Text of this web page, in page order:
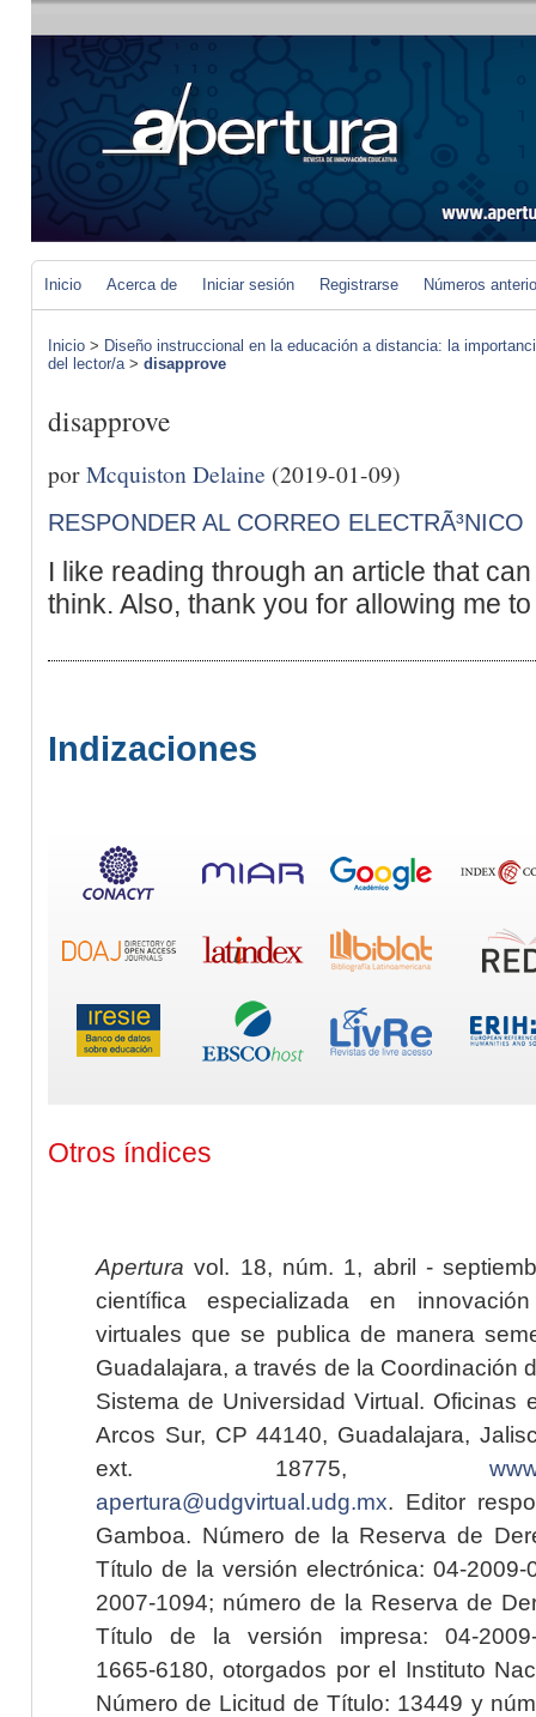
Inicio Acerca de Iniciar sesión Registrarse Números
Inicio > Diseño instruccional en la educación a distancia: la
del lector/a> disapprove
disapprove
porMcquiston Delaine (2019-01-09)
RESPONDER AL CORREO ELECTRÃ³NICO
I like reading through an article that
think. Also, thank you for allowing me
Indizaciones
Otros índices
Apertura vol. 18, núm. 1, abril -
científica especializada en
virtuales que se publica de manera
Guadalajara, a través de la Coordinación
Sistema de Universidad Virtual. Oficinas
Arcos Sur, CP 44140, Guadalajara,
ext. 18775,
apertura@udgvirtual.udg.mx. Editor
Gamboa. Número de la Reserva de
Título de la versión electrónica: 04-2009-
2007-1094; número de la Reserva de
Título de la versión impresa: 04-2009-
1665-6180, otorgados por el Instituto
Número de Licitud de Título: 13449 y